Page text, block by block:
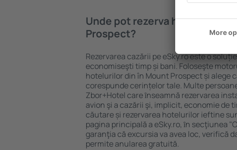
Unde pot rezerva hoteluri ȋn în
Prospect?
Rezervarea cazării pe eSky.ro este o
economiseşti timp și bani. Foloseşte
hotelurilor din în Mount Prospect și alege
corespunde cerințelor tale. Multe
Zbor+Hotel care ȋnseamnă rezervarea
avion şi a cazării şi, implicit, economie de
căutare și rezervarea hotelurilor ieftine
pagina principală a eSky.ro, ȋn secţiunea
garanţia că excursia va avea loc, verifică
permite anularea gratuită.